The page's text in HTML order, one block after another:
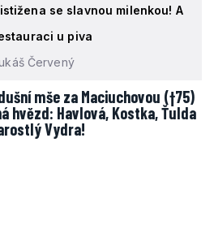
se slavnou milenkou! A
u piva
Červený
mše za Maciuchovou (†75)
hvězd: Havlová, Kostka, Ťulda
Vydra!